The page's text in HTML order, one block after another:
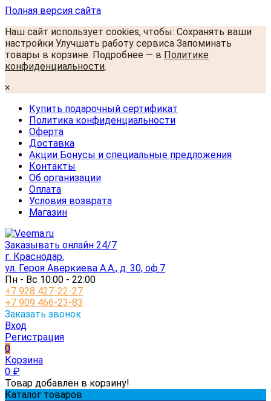
Полная версия сайта
Наш сайт использует cookies, чтобы: Сохранять ваши
настройки Улучшать работу сервиса Запоминать
товары в корзине. Подробнее — в Политике
конфиденциальности.
×
Купить подарочный сертификат
Политика конфиденциальности
Оферта
Доставка
Акции Бонусы и специальные предложения
Контакты
Об организации
Оплата
Условия возврата
Магазин
Заказывать онлайн 24/7
г. Краснодар,
ул. Героя Аверкиева А.А., д. 30, оф.7
Пн - Вс 10:00 - 22:00
+7 928 427-22-27
+7 909 466-23-83
Заказать звонок
Вход
Регистрация
0
Корзина
0 ₽
Товар добавлен в корзину!
Каталог товаров